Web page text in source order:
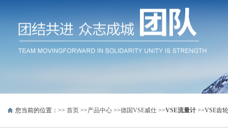
您当前的位置：>> 首页 >>产品中心 >>德国VSE威仕 >>VSE流量计 >>VSE齿